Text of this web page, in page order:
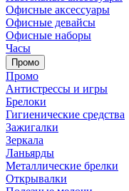
Офисные аксессуары
Офисные девайсы
Офисные наборы
Часы
Промо
Промо
Антистрессы и игры
Брелоки
Гигиенические средства
Зажигалки
Зеркала
Ланьярды
Металлические брелки
Открывалки